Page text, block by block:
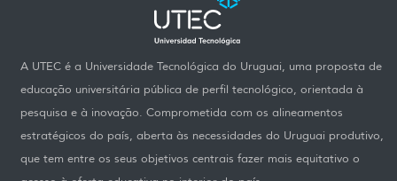
A UTEC é a Universidade Tecnológica do Uruguai, uma proposta de
educação universitária pública de perfil tecnológico, orientada à
pesquisa e à inovação. Comprometida com os alineamentos
estratégicos do país, aberta às necessidades do Uruguai produtivo,
que tem entre os seus objetivos centrais fazer mais equitativo o